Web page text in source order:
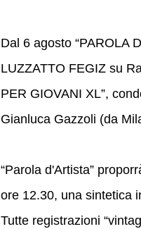
Dal 6 agosto “PAROLA
LUZZATTO FEGIZ su
PER GIOVANI XL”,
Gianluca Gazzoli (da
“Parola d'Artista”
ore 12.30, una sintetica
Tutte registrazioni